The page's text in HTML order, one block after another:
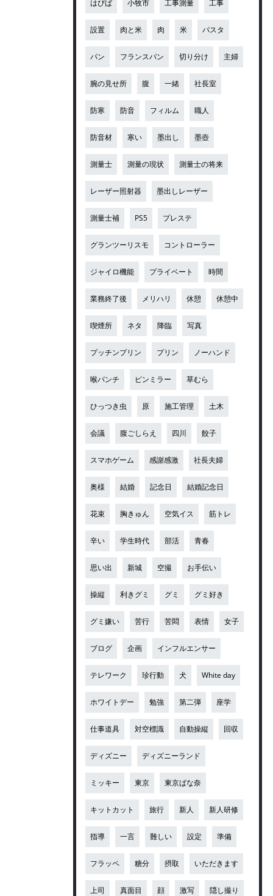
はぴば 小牧市 工事測量 工事
設置 肉と米 肉 米 パスタ
パン フランスパン 切り分け 主婦
腕の見せ所 腹 一緒 社長室
防寒 防音 フィルム 職人
防音材 寒い 墨出し 墨壺
測量士 測量の現状 測量士の将来
レーザー照射器 墨出しレーザー
測量士補 PS5 プレステ
グランツーリスモ コントローラー
ジャイロ機能 プライベート 時間
業務終了後 メリハリ 休憩 休憩中
喫煙所 ネタ 降臨 写真
プッチンプリン プリン ノーハンド
喉パンチ ピンミラー 草むら
ひっつき虫 原 施工管理 土木
会議 腹ごしらえ 四川 餃子
スマホゲーム 感謝感激 社長夫婦
奥様 結婚 記念日 結婚記念日
花束 胸きゅん 空気イス 筋トレ
辛い 学生時代 部活 青春
思い出 新城 空撮 お手伝い
操縦 利きグミ グミ グミ好き
グミ嫌い 苦行 苦悶 表情 女子
ブログ 企画 インフルエンサー
テレワーク 珍行動 犬 White day
ホワイトデー 勉強 第二弾 座学
仕事道具 対空標識 自動操縦 回収
ディズニー ディズニーランド
ミッキー 東京 東京ばな奈
キットカット 旅行 新人 新人研修
指導 一言 難しい 設定 準備
フラッペ 糖分 摂取 いただきます
上司 真面目 顔 激写 隠し撮り